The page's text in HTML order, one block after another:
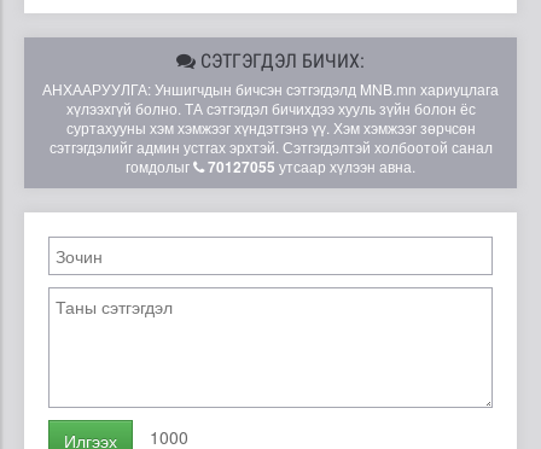
СЭТГЭГДЭЛ БИЧИХ:
АНХААРУУЛГА: Уншигчдын бичсэн сэтгэгдэлд MNB.mn хариуцлага
хүлээхгүй болно. ТА сэтгэгдэл бичихдээ хууль зүйн болон ёс
суртахууны хэм хэмжээг хүндэтгэнэ үү. Хэм хэмжээг зөрчсөн
сэтгэгдэлийг админ устгах эрхтэй. Сэтгэгдэлтэй холбоотой санал
гомдолыг
70127055 утсаар хүлээн авна.
Илгээх 1000